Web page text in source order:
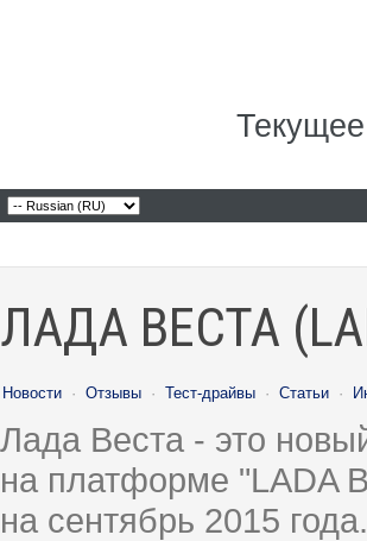
ЛАДА ВЕСТА
Новости · Отзывы · Тест-драйвы · Статьи ·
Лада Веста - это
на платформе "LADA
на сентябрь 2015